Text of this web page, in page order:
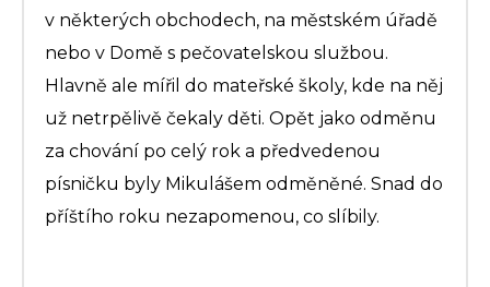
v některých obchodech, na městském úřadě
nebo v Domě s pečovatelskou službou.
Hlavně ale mířil do mateřské školy, kde na něj
už netrpělivě čekaly děti. Opět jako odměnu
za chování po celý rok a předvedenou
písničku byly Mikulášem odměněné. Snad do
příštího roku nezapomenou, co slíbily.